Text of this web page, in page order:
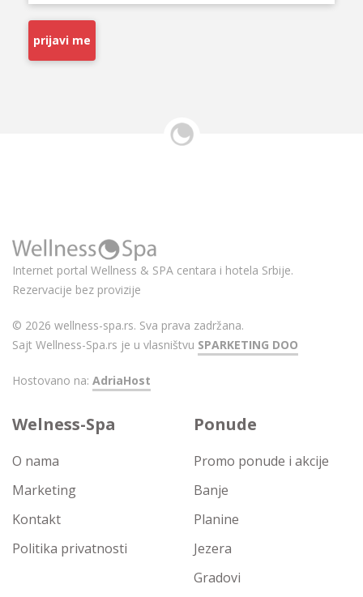
prijavi me
Internet portal Wellness & SPA centara i hotela Srbije.
Rezervacije bez provizije
© 2026 wellness-spa.rs. Sva prava zadržana.
Sajt Wellness-Spa.rs je u vlasništvu SPARKETING DOO
Hostovano na: AdriaHost
Welness-Spa
O nama
Marketing
Kontakt
Politika privatnosti
Ponude
Promo ponude i akcije
Banje
Planine
Jezera
Gradovi